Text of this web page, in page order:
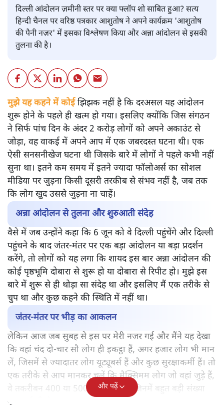
दिल्ली आंदोलन ज़मीनी स्तर पर क्या फ्लॉप शो साबित हुआ? सत्य
हिन्दी चैनल पर वरिष्ठ पत्रकार आशुतोष ने अपने कार्यक्रम 'आशुतोष
की पैनी नज़र' में इसका विश्लेषण किया और अन्ना आंदोलन से इसकी
तुलना की है।
मुझे यह कहने में कोईझिझक नहीं है कि दरअसल यह आंदोलन
शुरू होने के पहले ही खत्म हो गया। इसलिए क्योंकि जिस संगठन
ने सिर्फ पांच दिन के अंदर 2 करोड़ लोगों को अपने अकाउंट से
जोड़ा, वह वाकई में अपने आप में एक जबरदस्त घटना थी। एक
ऐसी सनसनीखेज घटना थी जिसके बारे में लोगों ने पहले कभी नहीं
सुना था। इतने कम समय में इतने ज्यादा फॉलोअर्स का सोशल
मीडिया पर जुड़ना किसी दूसरी तरकीब से संभव नहीं है, जब तक
कि लोग खुद उससे जुड़ना ना चाहें।
अन्ना आंदोलन से तुलना और शुरुआती संदेह
वैसे में जब उन्होंने कहा कि 6 जून को वे दिल्ली पहुंचेंगे और दिल्ली
पहुंचने के बाद जंतर-मंतर पर एक बड़ा आंदोलन या बड़ा प्रदर्शन
करेंगे, तो लोगों को यह लगा कि शायद इस बार अन्ना आंदोलन की
कोई पृष्ठभूमि दोबारा से शुरू हो या दोबारा से रिपीट हो। मुझे इस
बारे में शुरू से ही थोड़ा सा संदेह था और इसलिए मैं एक तरीके से
चुप था और कुछ कहने की स्थिति में नहीं था।
जंतर-मंतर पर भीड़ का आकलन
लेकिन आज जब सुबह से इस पर मेरी नजर गई और मैंने यह देखा
कि वहां चंद दो-चार सौ लोग ही इकट्ठा हैं, अगर हजार लोग भी मान
लें, जिसमें से ज्यादातर लोग यूट्यूबर्स हैं और कुछ सुरक्षाकर्मी हैं। तो
एक तरीके से आप मानकर चलें कि मैक्सिमम लोग जो वहां जुड़े हैं,
वे तकरीबन 400 या 500 लोग ही होंगे, जिनमें बहुत बड़ी संख्या
यूट्यूबर्स की है।
और पढ़ें